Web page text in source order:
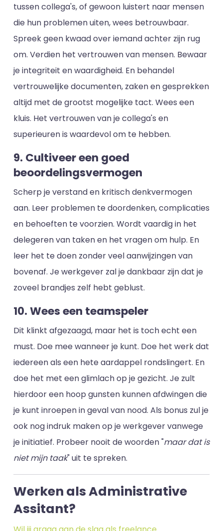
tussen collega's, of gewoon luistert naar mensen
die hun problemen uiten, wees betrouwbaar.
Spreek geen kwaad over iemand achter zijn rug
om. Verdien het vertrouwen van mensen. Bewaar
je integriteit en waardigheid. En behandel
vertrouwelijke documenten, zaken en gesprekken
altijd met de grootst mogelijke tact. Wees een
kluis. Het vertrouwen van je collega's en
superieuren is waardevol om te hebben.
9. Cultiveer een goed
beoordelingsvermogen
Scherp je verstand en kritisch denkvermogen
aan. Leer problemen te doordenken, complicaties
en behoeften te voorzien. Wordt vaardig in het
delegeren van taken en het vragen om hulp. En
leer het te doen zonder veel aanwijzingen van
bovenaf. Je werkgever zal je dankbaar zijn dat je
zoveel brandjes zelf hebt geblust.
10. Wees een teamspeler
Dit klinkt afgezaagd, maar het is toch echt een
must. Doe mee wanneer je kunt. Doe het werk dat
iedereen als een hete aardappel rondslingert. En
doe het met een glimlach op je gezicht. Je zult
hierdoor een hoop gunsten kunnen afdwingen die
je kunt inroepen in geval van nood. Als bonus zul je
ook nog indruk maken op je werkgever vanwege
je initiatief. Probeer nooit de woorden "maar dat is
niet mijn taak" uit te spreken.
Werken als Administrative
Assitant?